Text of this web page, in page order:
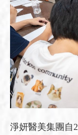
淨妍醫美集團自